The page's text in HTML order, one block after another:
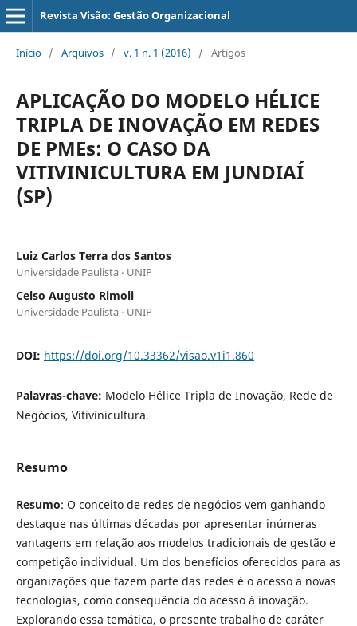
Revista Visão: Gestão Organizacional
Início / Arquivos / v. 1 n. 1 (2016) / Artigos
APLICAÇÃO DO MODELO HÉLICE
TRIPLA DE INOVAÇÃO EM REDES
DE PMEs: O CASO DA
VITIVINICULTURA EM JUNDIAÍ
(SP)
Luiz Carlos Terra dos Santos
Universidade Paulista - UNIP
Celso Augusto Rimoli
Universidade Paulista - UNIP
DOI: https://doi.org/10.33362/visao.v1i1.860
Palavras-chave: Modelo Hélice Tripla de Inovação, Rede de
Negócios, Vitivinicultura.
Resumo
Resumo: O conceito de redes de negócios vem ganhando
destaque nas últimas décadas por apresentar inúmeras
vantagens em relação aos modelos tradicionais de gestão e
competição individual. Um dos benefícios oferecidos para as
organizações que fazem parte das redes é o acesso a novas
tecnologias, como consequência do acesso à inovação.
Explorando essa temática, o presente trabalho de caráter